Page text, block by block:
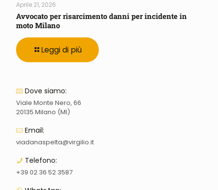
Aprile 21, 2026
Avvocato per risarcimento danni per incidente in
moto Milano
Leggi di più
Dove siamo:
Viale Monte Nero, 66
20135 Milano (MI)
Email:
viadanaspelta@virgilio.it
Telefono:
+39 02 36 52 3587